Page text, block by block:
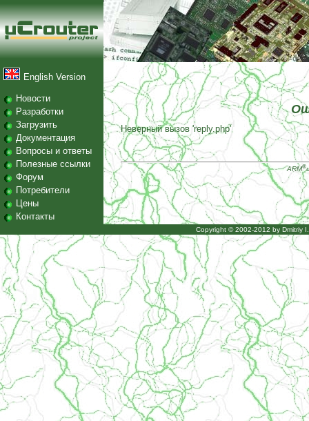
English Version
Новости
Разработки
Загрузить
Документация
Вопросы и ответы
Полезные ссылки
Форум
Потребители
Цены
Контакты
Неверный вызов 'reply.php'
ARM®
Copyright © 2002-2012 by Dmitriy